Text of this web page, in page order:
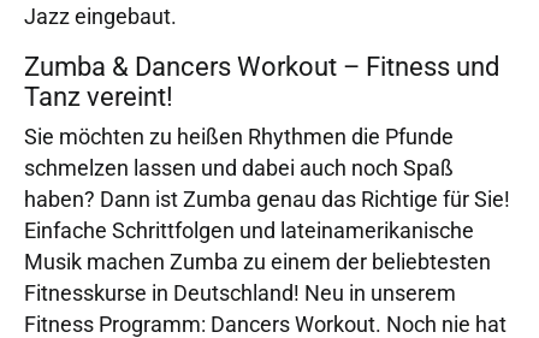
Jazz eingebaut.
Zumba & Dancers Workout – Fitness und
Tanz vereint!
Sie möchten zu heißen Rhythmen die Pfunde
schmelzen lassen und dabei auch noch Spaß
haben? Dann ist Zumba genau das Richtige für Sie!
Einfache Schrittfolgen und lateinamerikanische
Musik machen Zumba zu einem der beliebtesten
Fitnesskurse in Deutschland! Neu in unserem
Fitness Programm: Dancers Workout. Noch nie hat